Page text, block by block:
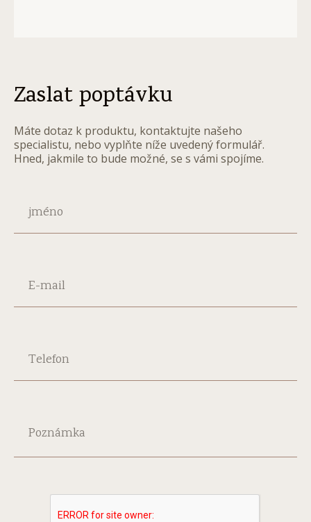
Zaslat poptávku
Máte dotaz k produktu, kontaktujte našeho
specialistu, nebo vyplňte níže uvedený formulář.
Hned, jakmile to bude možné, se s vámi spojíme.
jméno
E-mail
Telefon
Poznámka